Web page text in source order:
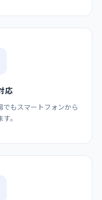
応
でもスマートフォンから
。